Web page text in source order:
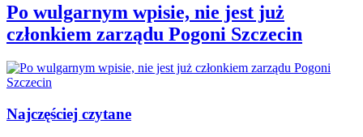
Po wulgarnym wpisie, nie jest już
członkiem zarządu Pogoni Szczecin
Najczęściej czytane